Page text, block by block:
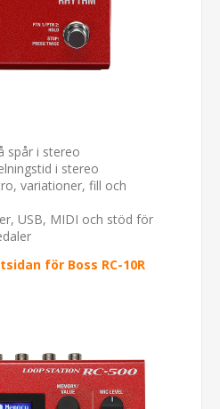
spår i stereo
i stereo
variationer, fill och
USB, MIDI och stöd för
för Boss RC-10R